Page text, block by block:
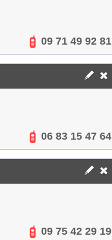
09 71 49 92 81
06 83 15 47 64
09 75 42 29 19